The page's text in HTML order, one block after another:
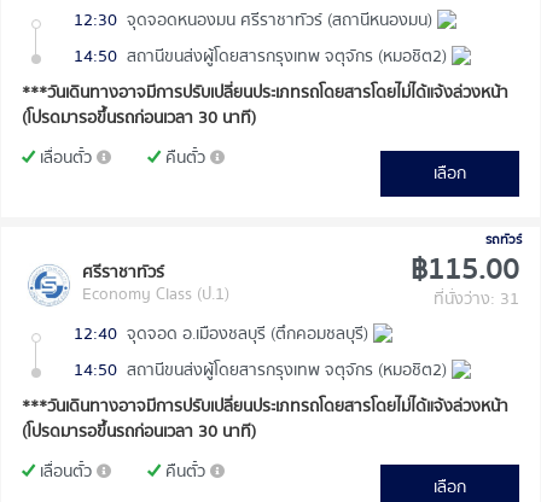
12:30 จุดจอดหนองมน ศรีราชาทัวร์ (สถานีหนองมน)
14:50 สถานีขนส่งผู้โดยสารกรุงเทพ จตุจักร (หมอชิต2)
***วันเดินทางอาจมีการปรับเปลี่ยนประเภทรถโดยสารโดยไม่ได้แจ้งล่วงหน้า
(โปรดมารอขึ้นรถก่อนเวลา 30 นาที)
เลื่อนตั๋ว
คืนตั๋ว
เลือก
รถทัวร์
ศรีราชาทัวร์
Economy Class (ป.1)
฿115.00
ที่นั่งว่าง: 31
12:40 จุดจอด อ.เมืองชลบุรี (ตึกคอมชลบุรี)
14:50 สถานีขนส่งผู้โดยสารกรุงเทพ จตุจักร (หมอชิต2)
***วันเดินทางอาจมีการปรับเปลี่ยนประเภทรถโดยสารโดยไม่ได้แจ้งล่วงหน้า
(โปรดมารอขึ้นรถก่อนเวลา 30 นาที)
เลื่อนตั๋ว
คืนตั๋ว
เลือก